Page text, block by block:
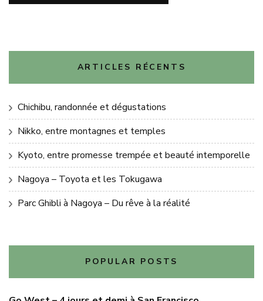
ARTICLES RÉCENTS
Chichibu, randonnée et dégustations
Nikko, entre montagnes et temples
Kyoto, entre promesse trempée et beauté intemporelle
Nagoya – Toyota et les Tokugawa
Parc Ghibli à Nagoya – Du rêve à la réalité
POPULAR POSTS